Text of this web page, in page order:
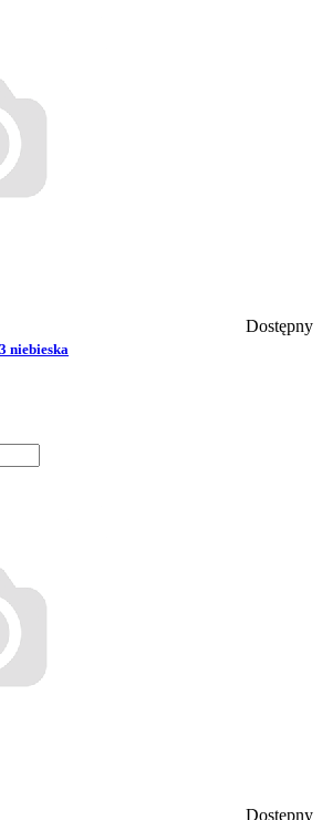
Dostępny
niebieska
Dostępny